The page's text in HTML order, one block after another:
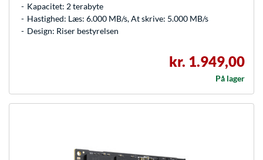
Kapacitet: 2 terabyte
Hastighed: Læs: 6.000 MB/s, At skrive: 5.000 MB/s
Design: Riser bestyrelsen
kr. 1.949,00
På lager